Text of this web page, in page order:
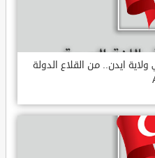
ايدن.. من القلاع الدولة